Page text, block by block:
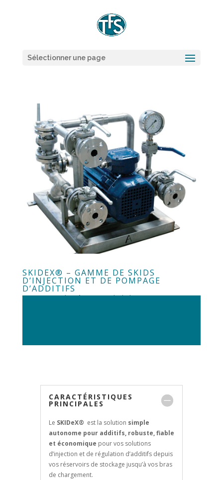
Sélectionner une page
SKIDEX® – GAMME DE SKIDS
D’INJECTION ET DE POMPAGE
D’ADDITIFS
parRenLow|août 9, 2018|Skids
CARACTÉRISTIQUES
PRINCIPALES
Le SKIDeX® est la solution simple
autonome pour additifs, robuste, fiable
et économique pour vos solutions
d’injection et de régulation d’additifs depuis
vos réservoirs de stockage jusqu’à vos bras
de chargement.